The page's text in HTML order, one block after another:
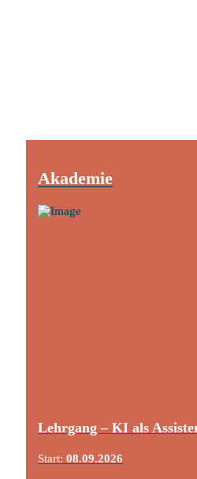
Akademie
Lehrgang – KI als
Start: 08.09.2026